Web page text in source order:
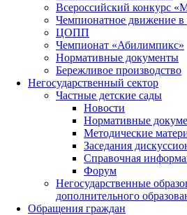
Всероссийский конкурс
Чемпионатное движение в
ЦОПП
Чемпионат «Абилимпикс»
Нормативные документы
Бережливое производство
Негосударственный сектор
Частные детские сады
Новости
Нормативные
Методические
Заседания
Справочная
Форум
Негосударственные
дополнительного
Обращения граждан